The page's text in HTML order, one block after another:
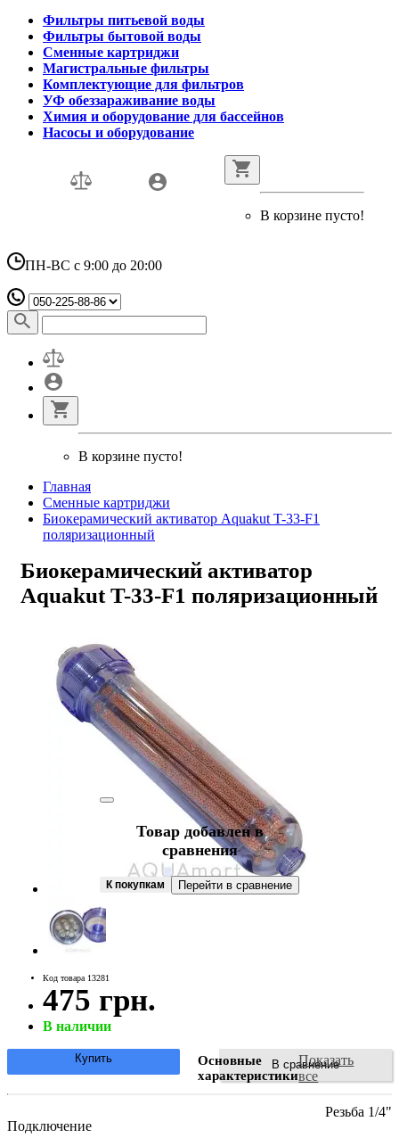
Фильтры питьевой воды
Фильтры бытовой воды
Сменные картриджи
Магистральные фильтры
Комплектующие для фильтров
УФ обеззараживание воды
Химия и оборудование для бассейнов
Насосы и оборудование
В корзине пусто!
ПН-ВС с 9:00 до 20:00
В корзине пусто!
Главная
Сменные картриджи
Биокерамический активатор Aquakut T-33-F1
поляризационный
Биокерамический активатор
Aquakut T-33-F1 поляризационный
Код товара 13281
475 грн.
В наличии
В сравнение
Купить
Основные
характеристики
Показать
все
Подключение
Резьба 1/4"
Товар добавлен в
сравнения
К покупкам Перейти в сравнение